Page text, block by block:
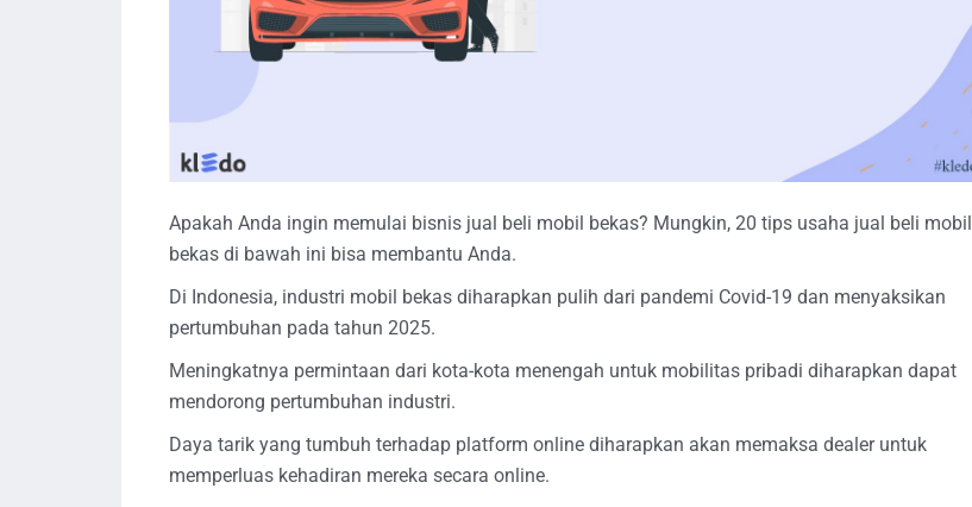
Apakah Anda ingin memulai bisnis jual beli mobil bekas? Mungkin, 20 tips usaha jual beli mobil
bekas di bawah ini bisa membantu Anda.
Di Indonesia, industri mobil bekas diharapkan pulih dari pandemi Covid-19 dan menyaksikan
pertumbuhan pada tahun 2025.
Meningkatnya permintaan dari kota-kota menengah untuk mobilitas pribadi diharapkan dapat
mendorong pertumbuhan industri.
Daya tarik yang tumbuh terhadap platform online diharapkan akan memaksa dealer untuk
memperluas kehadiran mereka secara online.